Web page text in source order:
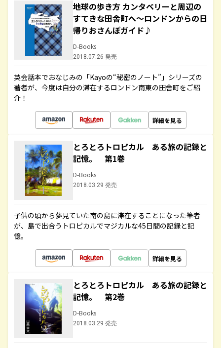
地球の歩き方 カンタベリーと周辺の
すてきな田舎町へ～ロンドンからの日
帰りおさんぽガイド♪
D-Books
2018.07.26 発売
英会話本でおなじみの「Kayoの“秘密のノート”」シリーズの
著者が、今度は自分の滞在するロンドン南東の田舎町をご紹
介！
詳細を見る
とろとろトロピカル ある旅の記録と
記憶。 第1巻
D-Books
2018.03.29 発売
子供の頃から夢見ていた南の島に滞在することになった筆者
が、島で出合うトロピカルでマジカルな45日間の記録と記
憶。
詳細を見る
とろとろトロピカル ある旅の記録と
記憶。 第2巻
D-Books
2018.03.29 発売